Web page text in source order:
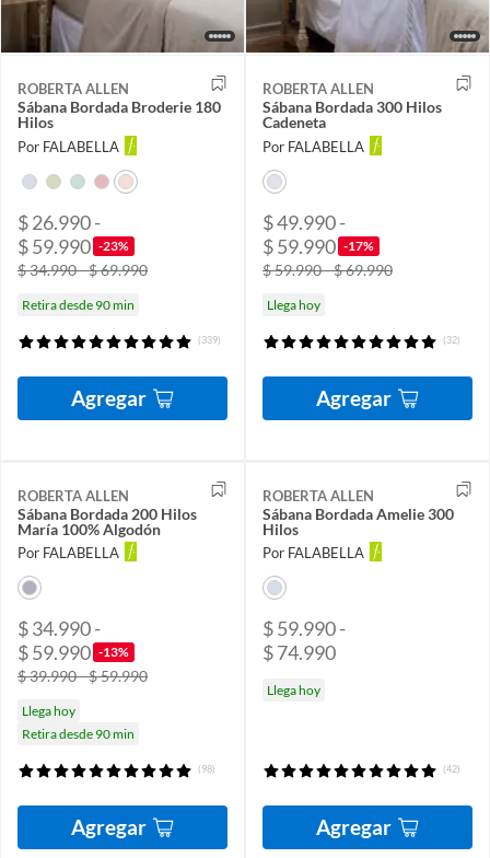
ROBERTA ALLEN
Sábana Bordada Broderie 180
Hilos
Por FALABELLA
$ 26.990 -
$ 59.990 -23%
$ 34.990 - $ 69.990
Retira desde 90 min
(339)
Agregar
ROBERTA ALLEN
Sábana Bordada 300 Hilos
Cadeneta
Por FALABELLA
$ 49.990 -
$ 59.990 -17%
$ 59.990 - $ 69.990
Llega hoy
(32)
Agregar
ROBERTA ALLEN
Sábana Bordada 200 Hilos
María 100% Algodón
Por FALABELLA
$ 34.990 -
$ 59.990 -13%
$ 39.990 - $ 59.990
Llega hoy
Retira desde 90 min
(98)
Agregar
ROBERTA ALLEN
Sábana Bordada Amelie 300
Hilos
Por FALABELLA
$ 59.990 -
$ 74.990
Llega hoy
(42)
Agregar